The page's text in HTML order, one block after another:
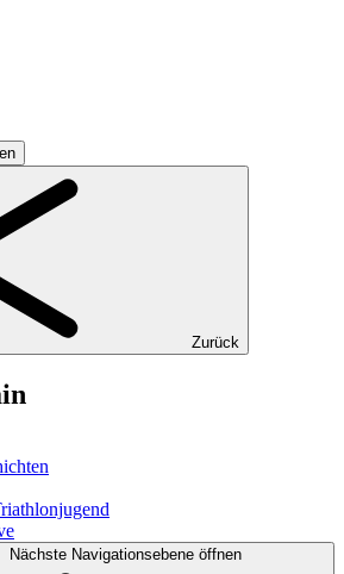
Zurück
Nächste Navigationsebene öffnen